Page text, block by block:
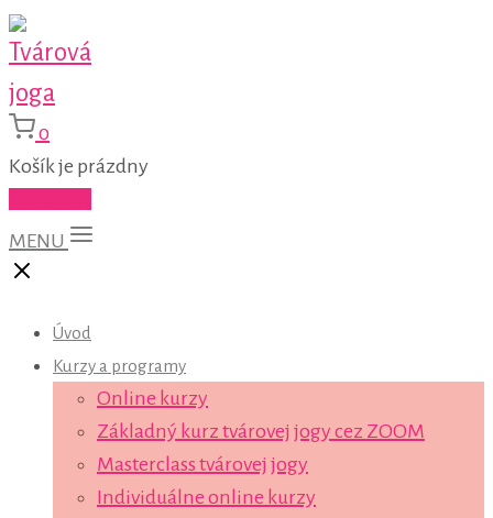
0
Košík je prázdny
MENU
Úvod
Kurzy a programy
Online kurzy
Základný kurz tvárovej jogy cez ZOOM
Masterclass tvárovej jogy
Individuálne online kurzy